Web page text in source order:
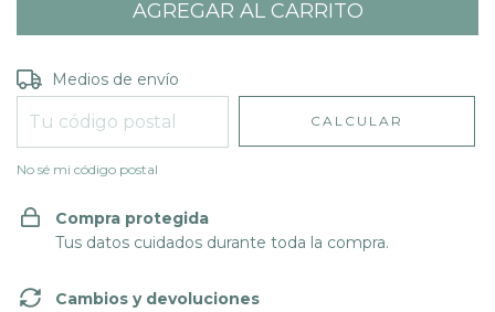
Entregas para el CP:
Medios de envío
CALCULAR
No sé mi código postal
Compra protegida
Tus datos cuidados durante toda la compra.
Cambios y devoluciones